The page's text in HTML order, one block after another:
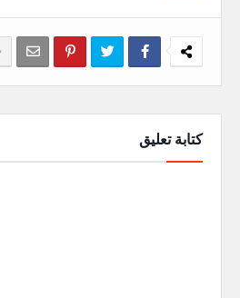
كتابة تعليق